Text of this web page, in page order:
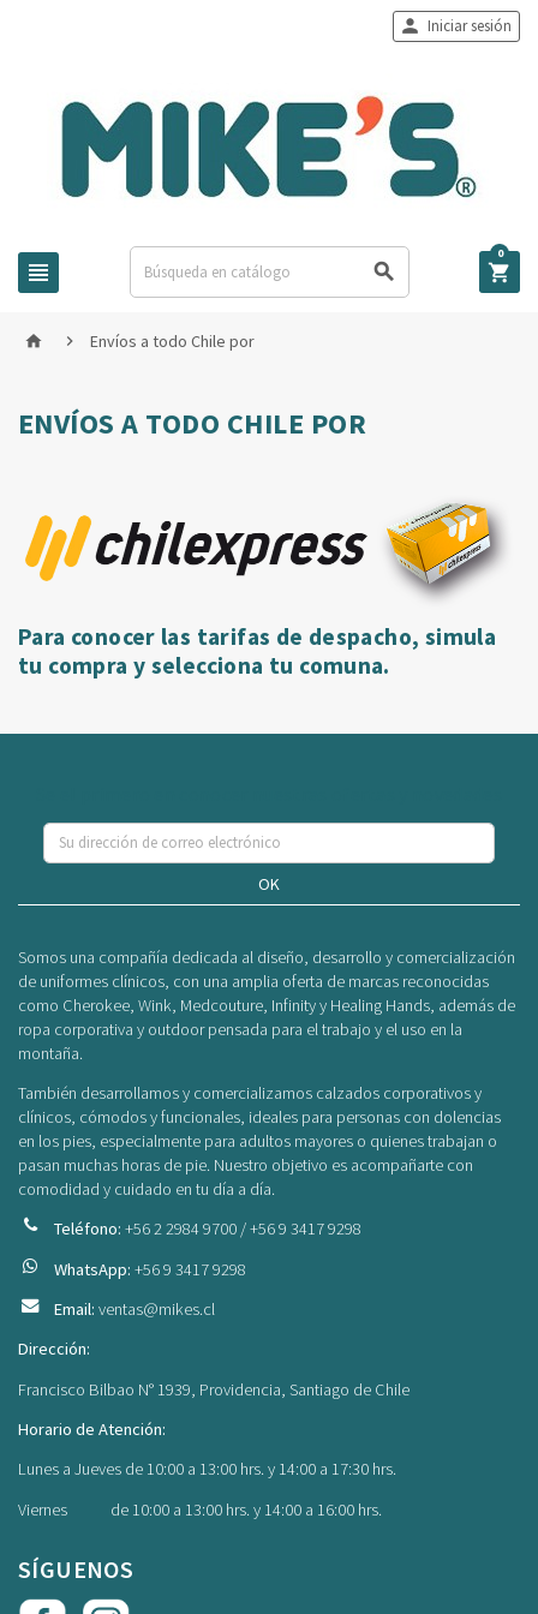
 
 Iniciar sesión

0
  Envíos a todo Chile por
ENVÍOS A TODO CHILE POR
Para conocer las tarifas de despacho, simula
tu compra y selecciona tu comuna.
OK
Somos una compañía dedicada al diseño, desarrollo y comercialización
de uniformes clínicos, con una amplia oferta de marcas reconocidas
como Cherokee, Wink, Medcouture, Infinity y Healing Hands, además de
ropa corporativa y outdoor pensada para el trabajo y el uso en la
montaña.
También desarrollamos y comercializamos calzados corporativos y
clínicos, cómodos y funcionales, ideales para personas con dolencias
en los pies, especialmente para adultos mayores o quienes trabajan o
pasan muchas horas de pie. Nuestro objetivo es acompañarte con
comodidad y cuidado en tu día a día.
Teléfono: +56 2 2984 9700 / +56 9 3417 9298
WhatsApp: +56 9 3417 9298
Email: ventas@mikes.cl
Dirección:
Francisco Bilbao N° 1939, Providencia, Santiago de Chile
Horario de Atención:
Lunes a Jueves de 10:00 a 13:00 hrs. y 14:00 a 17:30 hrs.
Viernes de 10:00 a 13:00 hrs. y 14:00 a 16:00 hrs.
SÍGUENOS
Facebook